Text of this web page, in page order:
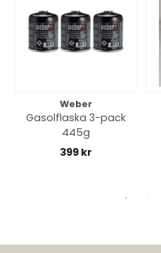
Weber
Gasolflaska 3-pack
445g
399 kr